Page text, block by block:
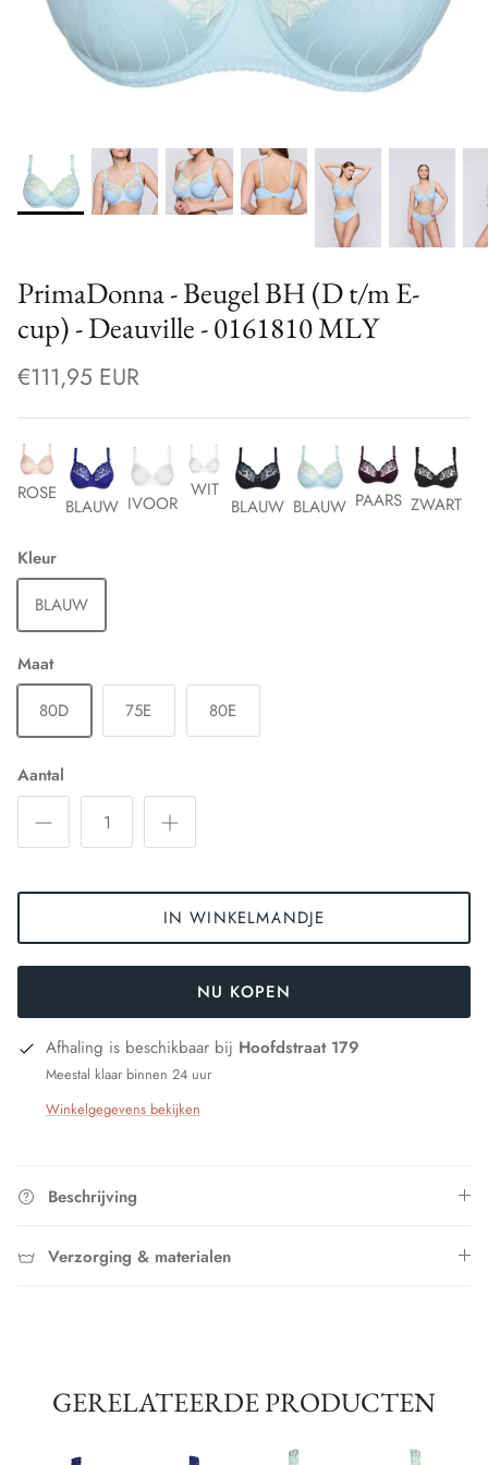
PrimaDonna - Beugel BH (D t/m E-
cup) - Deauville - 0161810 MLY
€111,95 EUR
ROSE
BLAUW IVOOR
WIT
BLAUW BLAUW PAARS ZWART
Kleur
BLAUW
Maat
80D
75E 80E
Aantal
IN WINKELMANDJE
NU KOPEN
Afhaling is beschikbaar bij Hoofdstraat 179
Meestal klaar binnen 24 uur
Winkelgegevens bekijken
Beschrijving
Verzorging & materialen
GERELATEERDE PRODUCTEN